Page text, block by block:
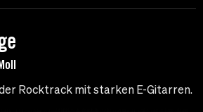
Rocktrack mit starken E-Gitarren.